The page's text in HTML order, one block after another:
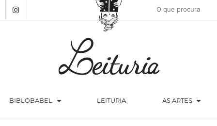
BIBLOBABEL arrow_drop_down LEITURIA AS ARTES arrow_drop_down